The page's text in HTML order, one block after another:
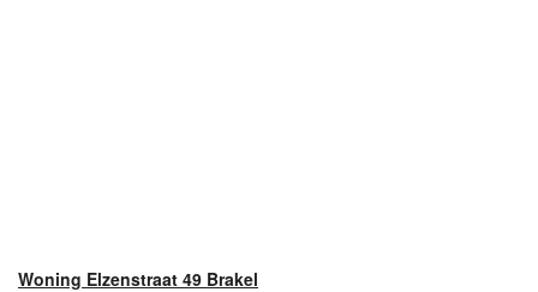
Woning Elzenstraat 49 Brakel